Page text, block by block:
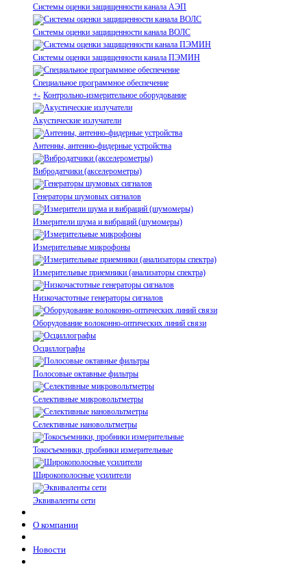
Системы оценки защищенности канала АЭП
Системы оценки защищенности канала ВОЛС
Системы оценки защищенности канала ПЭМИН
Специальное программное обеспечение
+- Контрольно-измерительное оборудование
Акустические излучатели
Антенны, антенно-фидерные устройства
Вибродатчики (акселерометры)
Генераторы шумовых сигналов
Измерители шума и вибраций (шумомеры)
Измерительные микрофоны
Измерительные приемники (анализаторы спектра)
Низкочастотные генераторы сигналов
Оборудование волоконно-оптических линий связи
Осциллографы
Полосовые октавные фильтры
Селективные микровольтметры
Селективные нановольтметры
Токосъемники, пробники измерительные
Широкополосные усилители
Эквиваленты сети
О компании
Новости